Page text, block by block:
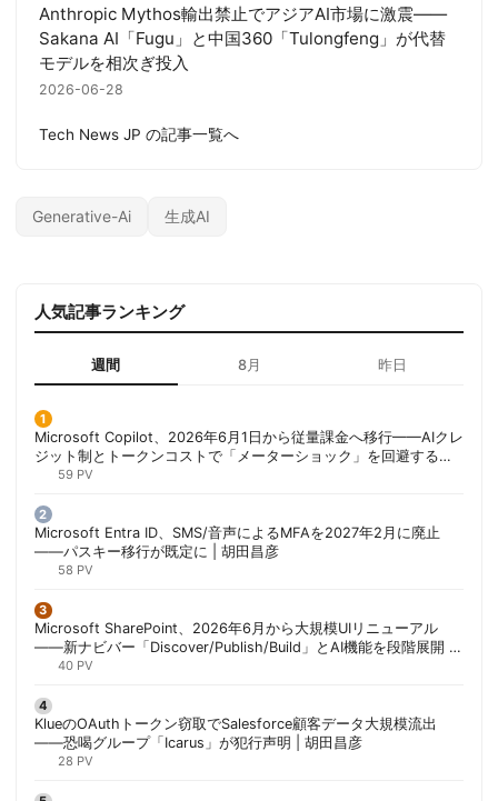
Anthropic Mythos輸出禁止でアジアAI市場に激震——
Sakana AI「Fugu」と中国360「Tulongfeng」が代替
モデルを相次ぎ投入
2026-06-28
Tech News JP の記事一覧へ
Generative-Ai 生成AI
人気記事ランキング
週間 8月 昨日
Microsoft Copilot、2026年6月1日から従量課金へ移行——AIクレ
ジット制とトークンコストで「メーターショック」を回避する方
法 | 胡田昌彦
59 PV
Microsoft Entra ID、SMS/音声によるMFAを2027年2月に廃止
——パスキー移行が既定に | 胡田昌彦
58 PV
Microsoft SharePoint、2026年6月から大規模UIリニューアル
——新ナビバー「Discover/Publish/Build」とAI機能を段階展開 |
胡田昌彦
40 PV
KlueのOAuthトークン窃取でSalesforce顧客データ大規模流出
——恐喝グループ「Icarus」が犯行声明 | 胡田昌彦
28 PV